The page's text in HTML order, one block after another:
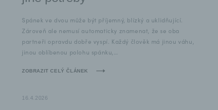
Spánek ve dvou může být příjemný, blízký a uklidňující.
Zároveň ale nemusí automaticky znamenat, že se oba
partneři opravdu dobře vyspí. Každý člověk má jinou váhu,
jinou oblíbenou polohu spánku,…
ZOBRAZIT CELÝ ČLÁNEK
16.4.2026